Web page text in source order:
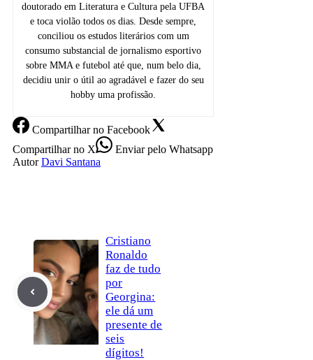
doutorado em Literatura e Cultura pela UFBA
e toca violão todos os dias. Desde sempre,
conciliou os estudos literários com um
consumo substancial de jornalismo esportivo
sobre MMA e futebol até que, num belo dia,
decidiu unir o útil ao agradável e fazer do seu
hobby uma profissão.
Compartilharno Facebook
Compartilharno X Enviarpelo Whatsapp
Autor Davi Santana
Cristiano
Ronaldo
faz de tudo
por
Georgina:
ele dá um
presente de
seis
dígitos!